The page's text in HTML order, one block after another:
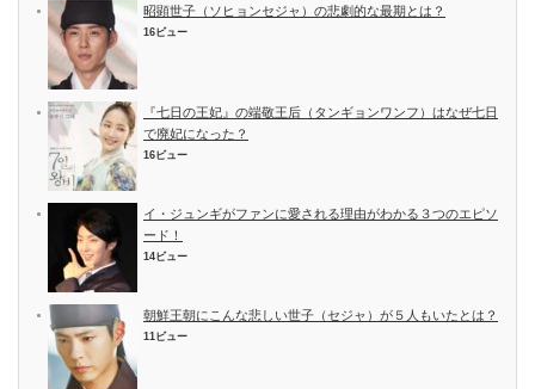
昭顕世子（ソヒョンセジャ）の悲劇的な最期とは？
16ビュー
『七日の王妃』の端敬王后（タンギョンワンフ）はなぜ七日
で廃妃になった？
16ビュー
イ・ジュンギがファンに愛される理由がわかる３つのエピソ
ード！
14ビュー
朝鮮王朝にこんな悲しい世子（セジャ）が５人もいたとは？
11ビュー